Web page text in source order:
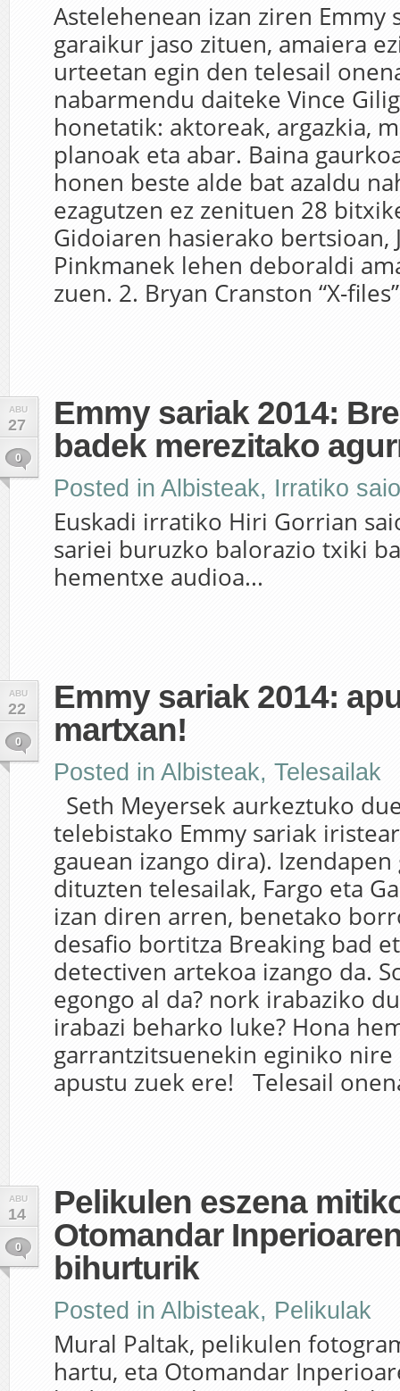
Astelehenean izan ziren Emmy
garaikur jaso zituen, amaiera
urteetan egin den telesail
nabarmendu daiteke Vince
honetatik: aktoreak, argazkia,
planoak eta abar. Baina
honen beste alde bat azaldu
ezagutzen ez zenituen 28
Gidoiaren hasierako bertsioan,
Pinkmanek lehen deboraldi
zuen. 2. Bryan Cranston “X-
ABU
27
0
Emmy sariak 2014:
badek merezitako
Posted in Albisteak, Irratiko
Euskadi irratiko Hiri Gorrian
sariei buruzko balorazio txiki
hementxe audioa...
ABU
22
0
Emmy sariak 2014:
martxan!
Posted in Albisteak, Telesailak
Seth Meyersek aurkeztuko
telebistako Emmy sariak
gauean izango dira).
dituzten telesailak, Fargo eta
izan diren arren, benetako
desafio bortitza Breaking bad
detectiven artekoa izango da.
egongo al da? nork irabaziko
irabazi beharko luke? Hona
garrantzitsuenekin eginiko nire
apustu zuek ere! Telesail
ABU
14
0
Pelikulen eszena
Otomandar
bihurturik
Posted in Albisteak, Pelikulak
Mural Paltak, pelikulen
hartu, eta Otomandar